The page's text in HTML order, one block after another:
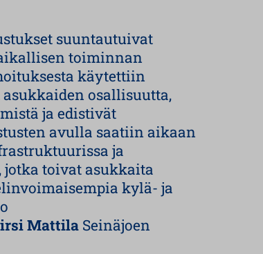
suuntautuivat
toiminnan
käytettiin
osallisuutta,
ja edistivät
avulla saatiin aikaan
ja
toivat asukkaita
kylä- ja
Mattila Seinäjoen